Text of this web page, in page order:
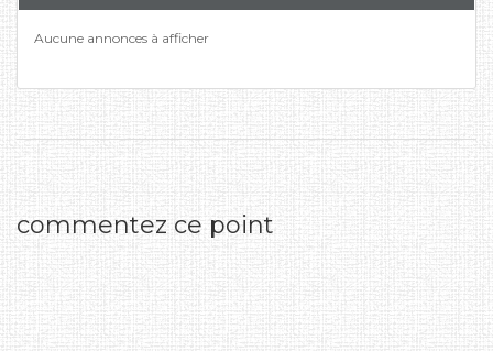
Aucune annonces à afficher
commentez ce point